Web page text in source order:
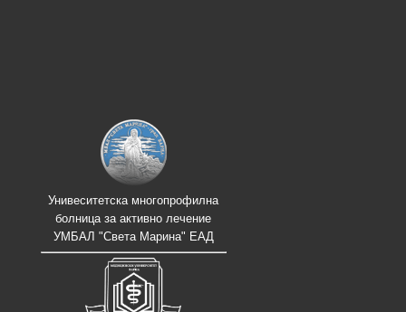
Унивеситетска многопрофилна
болница за активно лечение
УМБАЛ "Света Марина" ЕАД